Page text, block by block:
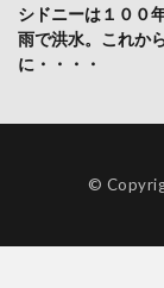
シドニーは１００
雨で洪水。これか
に・・・・
©